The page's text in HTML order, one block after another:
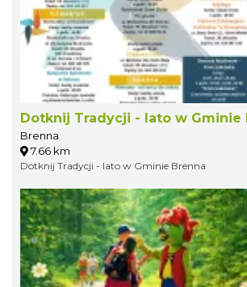
Dotknij Tradycji - lato w Gminie
Brenna
7.66 km
Dotknij Tradycji - lato w Gminie Brenna